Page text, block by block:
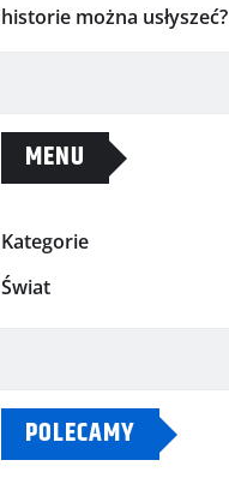
historie można usłyszeć?
MENU
Kategorie
Świat
POLECAMY